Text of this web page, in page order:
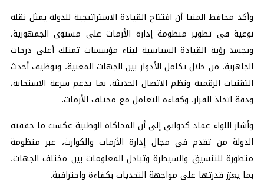
وأكد محافظ المنيا أن افتتاح القيادة الاستراتيجية للدولة يمثل نقلة
نوعية في تطوير منظومة إدارة الأزمات على مستوى الجمهورية،
ويجسد رؤية القيادة السياسية لبناء مؤسسات تمتلك أعلى درجات
الجاهزية، من خلال تكامل الأدوار بين الجهات المعنية، وتوظيف أحدث
التقنيات الرقمية ونظم الاتصال الحديثة، بما يدعم سرعة الاستجابة،
ودقة اتخاذ القرار، وكفاءة التعامل مع مختلف الأزمات.
وأشار اللواء عماد كدواني إلى أن المحاكاة الوطنية عكست ما حققته
الدولة من تقدم في مجال إدارة الأزمات والكوارث، عبر منظومة
متطورة للتنسيق والسيطرة وتبادل المعلومات بين مختلف الجهات،
بما يعزز قدرتها على مواجهة التحديات بكفاءة واحترافية.